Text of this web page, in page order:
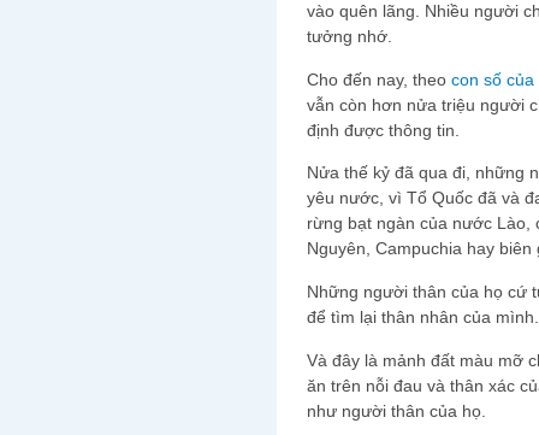
vào quên lãng. Nhiều người
tưởng nhớ.
Cho đến nay, theo con số
vẫn còn hơn nửa triệu người
định được thông tin.
Nửa thế kỷ đã qua đi, những
yêu nước, vì Tổ Quốc đã và
rừng bạt ngàn của nước Lào,
Nguyên, Campuchia hay biên
Những người thân của họ cứ
để tìm lại thân nhân của
Và đây là mảnh đất màu mỡ
ăn trên nỗi đau và thân xác
như người thân của họ.